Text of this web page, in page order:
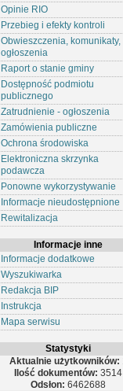
Opinie RIO
Przebieg i efekty kontroli
Obwieszczenia, komunikaty,
ogłoszenia
Raport o stanie gminy
Dostępność podmiotu
publicznego
Zatrudnienie - ogłoszenia
Zamówienia publiczne
Ochrona środowiska
Elektroniczna skrzynka
podawcza
Ponowne wykorzystywanie
Informacje nieudostępnione
Rewitalizacja
Informacje inne
Informacje dodatkowe
Wyszukiwarka
Redakcja BIP
Instrukcja
Mapa serwisu
Statystyki
Aktualnie użytkowników:
Ilość dokumentów: 3514
Odsłon: 6462688